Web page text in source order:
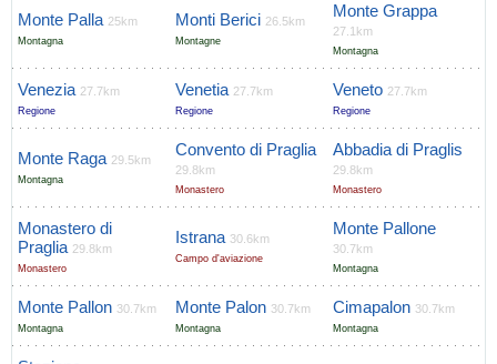
Monte Palla 25km
Montagna
Monti Berici 26.5km
Montagne
Monte Grappa
27.1km
Montagna
Venezia 27.7km
Regione
Venetia 27.7km
Regione
Veneto 27.7km
Regione
Monte Raga 29.5km
Montagna
Convento di Praglia
29.8km
Monastero
Abbadia di Praglis
29.8km
Monastero
Monastero di
Praglia 29.8km
Monastero
Istrana 30.6km
Campo d'aviazione
Monte Pallone
30.7km
Montagna
Monte Pallon 30.7km
Montagna
Monte Palon 30.7km
Montagna
Cimapalon 30.7km
Montagna